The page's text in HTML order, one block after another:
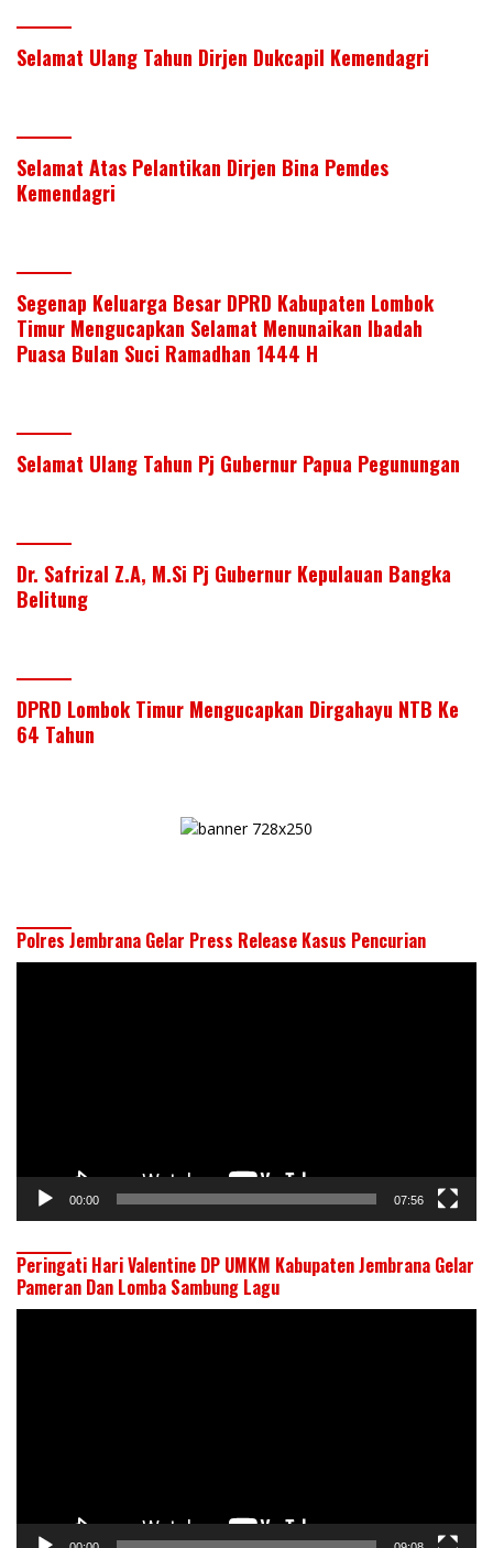
Selamat Ulang Tahun Dirjen Dukcapil Kemendagri
Selamat Atas Pelantikan Dirjen Bina Pemdes
Kemendagri
Segenap Keluarga Besar DPRD Kabupaten Lombok
Timur Mengucapkan Selamat Menunaikan Ibadah
Puasa Bulan Suci Ramadhan 1444 H
Selamat Ulang Tahun Pj Gubernur Papua Pegunungan
Dr. Safrizal Z.A, M.Si Pj Gubernur Kepulauan Bangka
Belitung
DPRD Lombok Timur Mengucapkan Dirgahayu NTB Ke
64 Tahun
Polres Jembrana Gelar Press Release Kasus Pencurian
00:00 07:56
Peringati Hari Valentine DP UMKM Kabupaten Jembrana Gelar
Pameran Dan Lomba Sambung Lagu